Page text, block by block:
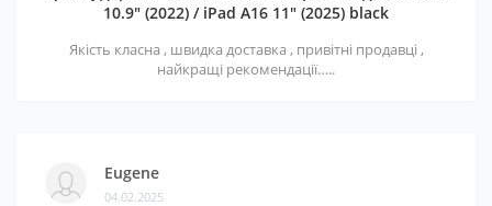
10.9" (2022) / iPad A16 11" (2025) black
Якість класна , швидка доставка , привітні продавці ,
найкращі рекомендації…..
Eugene
04.02.2025